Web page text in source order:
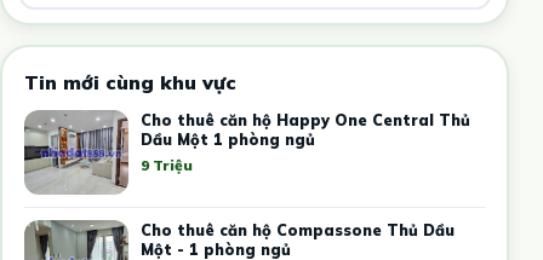
Tin mới cùng khu vực
Cho thuê căn hộ Happy One Central Thủ
Dầu Một 1 phòng ngủ
9 Triệu
Cho thuê căn hộ Compassone Thủ Dầu
Một - 1 phòng ngủ